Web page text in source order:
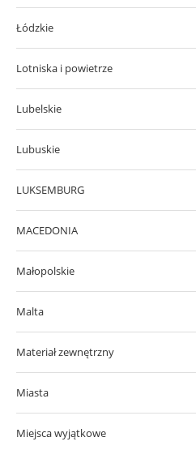
Łódzkie
Lotniska i powietrze
Lubelskie
Lubuskie
LUKSEMBURG
MACEDONIA
Małopolskie
Malta
Materiał zewnętrzny
Miasta
Miejsca wyjątkowe